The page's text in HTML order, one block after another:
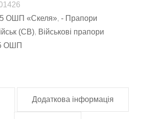
ОШП «Скеля», - Прапори
(СВ), Військові прапори
ОШП
Додаткова інформація